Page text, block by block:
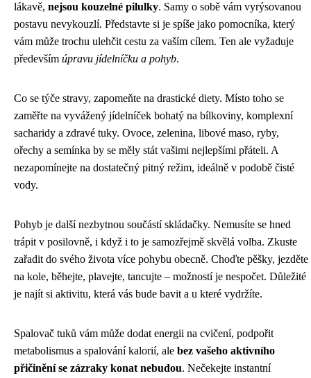
lákavě, nejsou kouzelné pilulky. Samy o sobě vám vyrýsovanou
postavu nevykouzlí. Představte si je spíše jako pomocníka, který
vám může trochu ulehčit cestu za vaším cílem. Ten ale vyžaduje
především úpravu jídelníčku a pohyb.
Co se týče stravy, zapomeňte na drastické diety. Místo toho se
zaměřte na vyvážený jídelníček bohatý na bílkoviny, komplexní
sacharidy a zdravé tuky. Ovoce, zelenina, libové maso, ryby,
ořechy a semínka by se měly stát vašimi nejlepšími přáteli. A
nezapomínejte na dostatečný pitný režim, ideálně v podobě čisté
vody.
Pohyb je další nezbytnou součástí skládačky. Nemusíte se hned
trápit v posilovně, i když i to je samozřejmě skvělá volba. Zkuste
zařadit do svého života více pohybu obecně. Choďte pěšky, jezděte
na kole, běhejte, plavejte, tancujte – možností je nespočet. Důležité
je najít si aktivitu, která vás bude bavit a u které vydržíte.
Spalovač tuků vám může dodat energii na cvičení, podpořit
metabolismus a spalování kalorií, ale bez vašeho aktivního
přičinění se zázraky konat nebudou. Nečekejte instantní